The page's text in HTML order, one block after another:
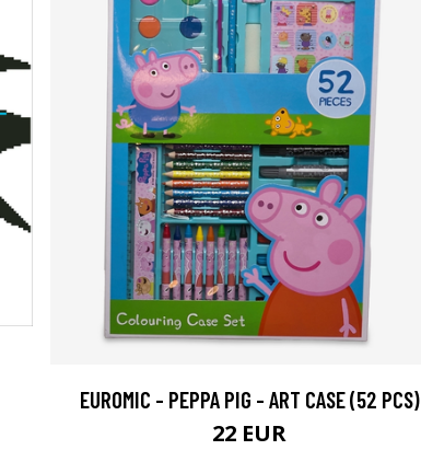
EUROMIC - PEPPA PIG - ART CASE (52 PCS)
22 EUR